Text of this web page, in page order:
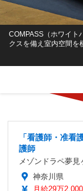
COMPASS（ホワイト
クスを備え室内空間を
「看護師・准看
護師
メゾンドラペ夢見
神奈川県
月給29万